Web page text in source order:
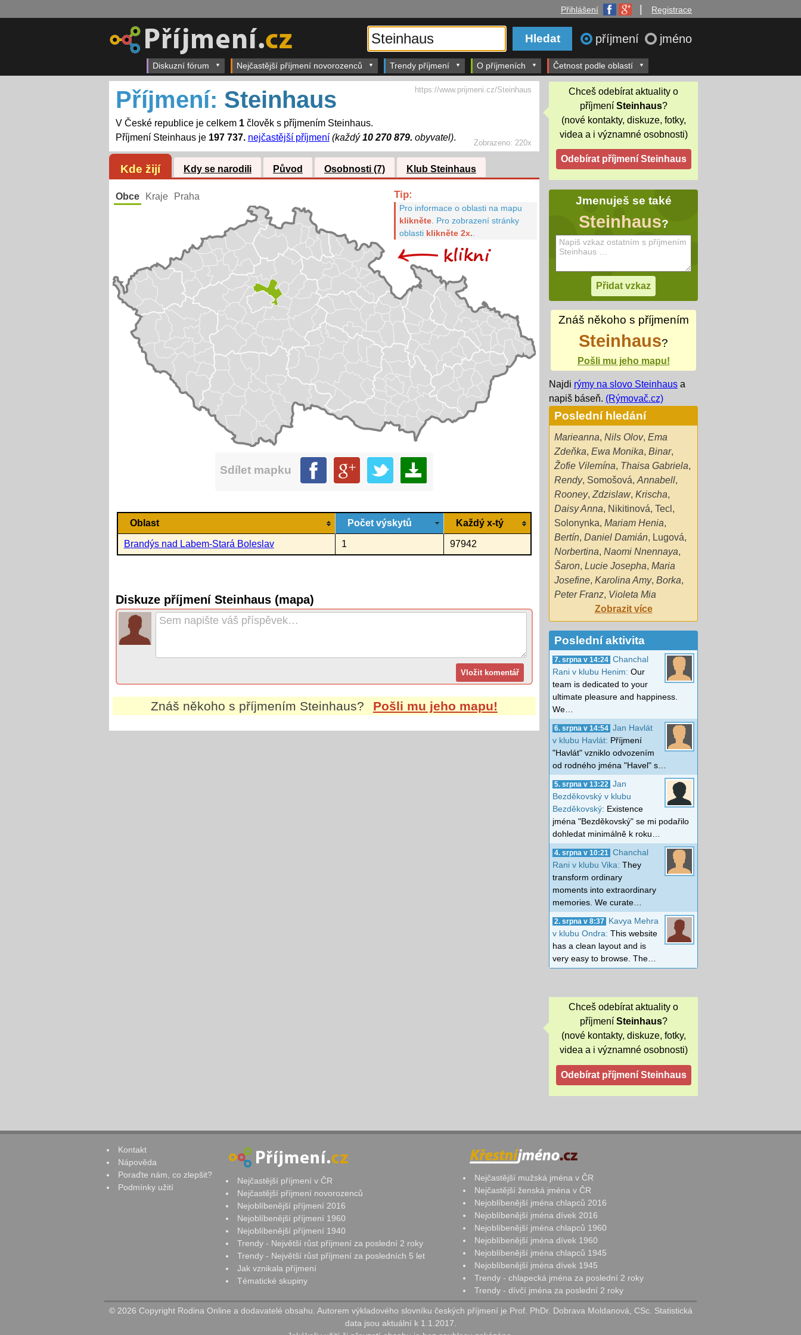
Přihlášení Registrace
příjmení jméno
Diskuzní fórum Nejčastější příjmení novorozenců Trendy příjmení O příjmeních Četnost podle oblastí
Zobrazeno:220x
Příjmení: Steinhaus
V České republice je celkem 1člověk s příjmením Steinhaus.
Příjmení Steinhaus je 197 737. nejčastější příjmení (každý10 270 879. obyvatel).
https://www.prijmeni.cz/Steinhaus
Kde žijí Kdy se narodili Původ Osobnosti (7) Klub Steinhaus
Obce Kraje Praha Tip:
Pro informace o oblasti na mapu
klikněte. Pro zobrazení stránky
oblasti klikněte 2x.
Sdílet mapku
Oblast Počet výskytů Každý x-tý
Brandýs nad Labem-Stará Boleslav 1 97942
Diskuze příjmení Steinhaus (mapa)
Znáš někoho s příjmením Steinhaus? Pošli mu jeho mapu!
Chceš odebírat aktuality o
příjmení Steinhaus?
(nové kontakty, diskuze, fotky,
videa a i významné osobnosti)
Jmenuješ se také
Steinhaus?
Znáš někoho s příjmením
Steinhaus?
Pošli mu jeho mapu!
Najdi rýmy na slovo Steinhaus a
napiš báseň. (Rýmovač.cz)
Poslední hledání
Marieanna, Nils Olov, Ema
Zdeňka, Ewa Monika, Binar,
Žofie Vilemína, Thaisa Gabriela,
Rendy, Somošová, Annabell,
Rooney, Zdzislaw, Krischa,
Daisy Anna, Nikitinová, Tecl ,
Solonynka, Mariam Henia,
Bertín, Daniel Damián, Lugová,
Norbertina, Naomi Nnennaya,
Šaron, Lucie Josepha, Maria
Josefine, Karolina Amy, Borka,
Peter Franz, Violeta Mia
Zobrazit více
Poslední aktivita
7. srpna v 14:24 Chanchal
Rani v klubu Henim: Our
team is dedicated to your
ultimate pleasure and happiness.
We…
6. srpna v 14:54 Jan Havlát
v klubu Havlát: Příjmení
"Havlát" vzniklo odvozením
od rodného jména "Havel" s…
5. srpna v 13:22
Jan
Bezděkovský v klubu
Bezděkovský: Existence
jména "Bezděkovský" se mi podařilo
dohledat minimálně k roku…
4. srpna v 10:21
Chanchal
Rani v klubu Vika: They
transform ordinary
moments into extraordinary
memories. We curate…
2. srpna v 8:37
Kavya Mehra
v klubu Ondra: This website
has a clean layout and is
very easy to browse. The…
Chceš odebírat aktuality o
příjmení Steinhaus?
(nové kontakty, diskuze, fotky,
videa a i významné osobnosti)
Kontakt
Nápověda
Poraďte nám, co zlepšit?
Podmínky užití
Nejčastější příjmení v ČR
Nejčastější příjmení novorozenců
Nejoblíbenější příjmení 2016
Nejoblíbenější příjmení 1960
Nejoblíbenější příjmení 1940
Trendy - Největší růst příjmení za poslední 2 roky
Trendy - Největší růst příjmení za posledních 5 let
Jak vznikala příjmení
Tématické skupiny
Nejčastější mužská jména v ČR
Nejčastější ženská jména v ČR
Nejoblíbenější jména chlapců 2016
Nejoblíbenější jména dívek 2016
Nejoblíbenější jména chlapců 1960
Nejoblíbenější jména dívek 1960
Nejoblíbenější jména chlapců 1945
Nejoblíbenější jména dívek 1945
Trendy - chlapecká jména za poslední 2 roky
Trendy - dívčí jména za poslední 2 roky
© 2026 Copyright Rodina Online a dodavatelé obsahu. Autorem výkladového slovníku českých příjmení je Prof. PhDr. Dobrava Moldanová, CSc. Statistická
data jsou aktuální k 1.1.2017.